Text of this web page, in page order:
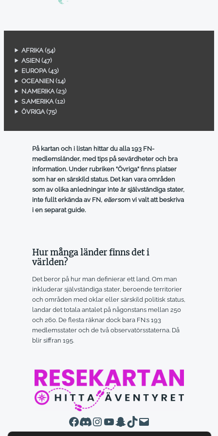
AFRIKA (54)
ASIEN (47)
EUROPA (43)
OCEANIEN (14)
N.AMERIKA (23)
S.AMERIKA (12)
ÖVRIGA (75)
På kartan och i listan hittar du alla 193 FN-
medlemsländer, med tips på sevärdheter och bra
information. Under rubriken ”Övriga” finns platser
som har en särskild status. Det kan vara områden
som av olika anledningar inte är självständiga stater,
inte fullt erkända av FN, ellersom vi valt att beskriva
i en separat guide.
Hur många länder finns det i
världen?
Det beror på hur man definierar ett land. Om man
inkluderar självständiga stater, beroende territorier
och områden med oklar eller särskild politisk status,
landar det totala antalet på någonstans mellan 250
och 260. De flesta räknar dock bara FN:s 193
medlemsstater och de två observatörsstaterna. Då
blir siffran 195.